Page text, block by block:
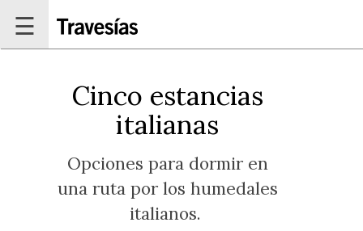
☰
Cinco estancias
italianas
Opciones para dormir en
una ruta por los humedales
italianos.